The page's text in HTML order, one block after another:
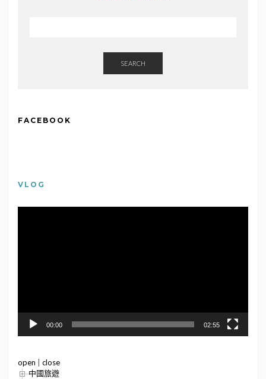
SEARCH
FACEBOOK
VLOG
00:00 02:55
open
close
中國旅遊